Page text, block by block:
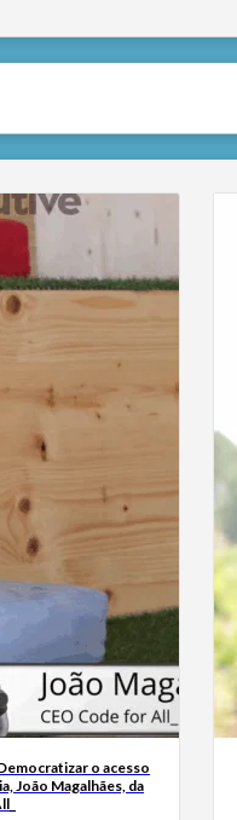
o acesso
João Magalhães, da